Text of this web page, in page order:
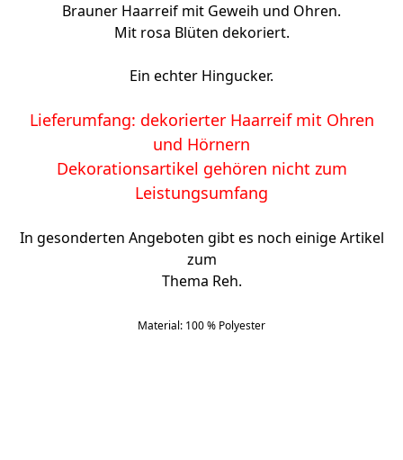
Brauner Haarreif mit Geweih und Ohren.
Mit rosa Blüten dekoriert.
Ein echter Hingucker.
Lieferumfang: dekorierter Haarreif mit Ohren
und Hörnern
Dekorationsartikel gehören nicht zum
Leistungsumfang
In gesonderten Angeboten gibt es noch einige Artikel
zum
Thema Reh.
Material: 100 % Polyester